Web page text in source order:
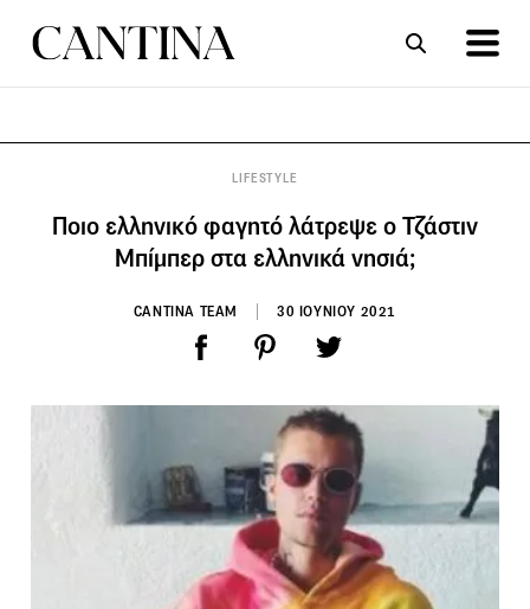
LIFESTYLE
Ποιο ελληνικό φαγητό λάτρεψε ο Τζάστιν
Μπίμπερ στα ελληνικά νησιά;
CANTINA TEAM 30 ΙΟΥΝΙΟΥ 2021